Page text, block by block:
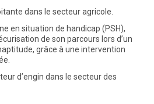
dans le secteur agricole.
en situation de handicap (PSH),
de son parcours lors d’un
grâce à une intervention
d’engin dans le secteur des